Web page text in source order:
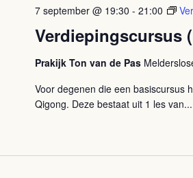
Verdiepingscursus
7 september @ 19:30 - 21:00
Prakijk Ton van de Pas
Voor degenen die een basiscursus
Qigong. Deze bestaat uit 1 les van...